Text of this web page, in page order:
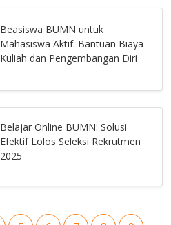
Beasiswa BUMN untuk
Mahasiswa Aktif: Bantuan Biaya
Kuliah dan Pengembangan Diri
Belajar Online BUMN: Solusi
Efektif Lolos Seleksi Rekrutmen
2025